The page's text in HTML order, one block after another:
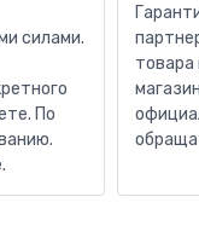
силами.
По